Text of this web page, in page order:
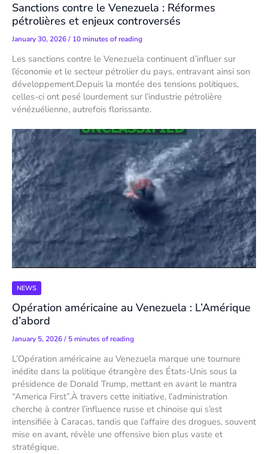
Sanctions contre le Venezuela : Réformes
pétrolières et enjeux controversés
January 30, 2026/ 10 minutes of reading
Les sanctions contre le Venezuela continuent d’influer sur
l’économie et le secteur pétrolier du pays, entravant ainsi son
développement.Depuis la montée des tensions politiques,
celles-ci ont pesé lourdement sur l’industrie pétrolière
vénézuélienne, autrefois florissante.
NEWS
Opération américaine au Venezuela : L’Amérique
d’abord
January 5, 2026/ 5 minutes of reading
L’Opération américaine au Venezuela marque une tournure
inédite dans la politique étrangère des États-Unis sous la
présidence de Donald Trump, mettant en avant le mantra
“America First”.À travers cette initiative, l’administration
cherche à contrer l’influence russe et chinoise qui s’est
intensifiée à Caracas, tandis que l’affaire des drogues, souvent
mise en avant, révèle une offensive bien plus vaste et
stratégique.